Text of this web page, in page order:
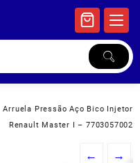
Arruela Pressão Aço Bico Injetor
Renault Master I – 7703057002
← →